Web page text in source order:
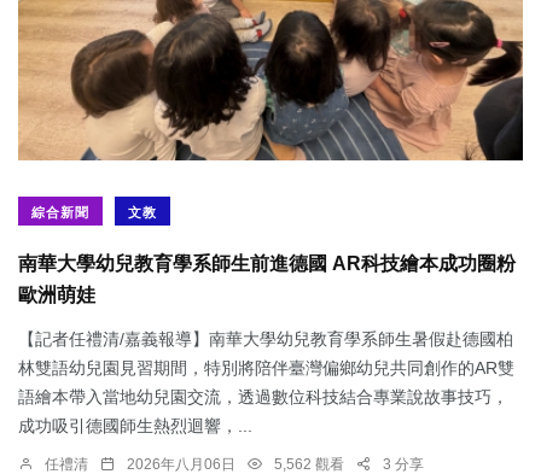
綜合新聞 文教
南華大學幼兒教育學系師生前進德國 AR科技繪本成功圈粉
歐洲萌娃
【記者任禮清/嘉義報導】南華大學幼兒教育學系師生暑假赴德國柏
林雙語幼兒園見習期間，特別將陪伴臺灣偏鄉幼兒共同創作的AR雙
語繪本帶入當地幼兒園交流，透過數位科技結合專業說故事技巧，
成功吸引德國師生熱烈迴響，...
任禮清 2026年八月06日 5,562 觀看 3 分享